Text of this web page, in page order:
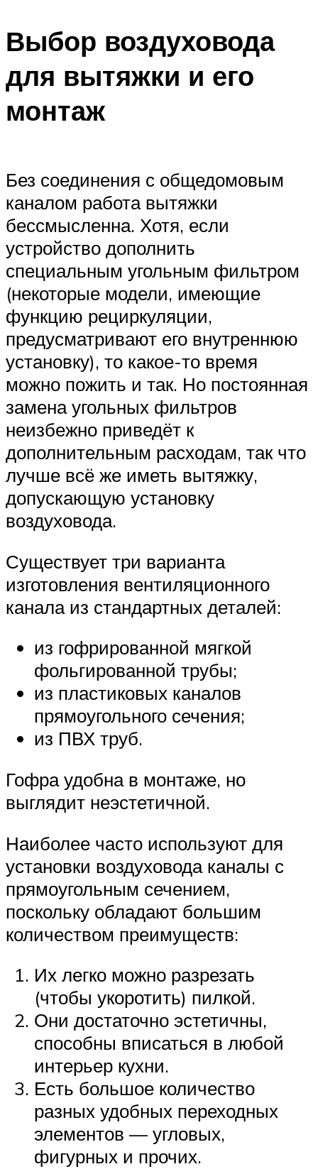
Выбор воздуховода
для вытяжки и его
монтаж
Без соединения с общедомовым
каналом работа вытяжки
бессмысленна. Хотя, если
устройство дополнить
специальным угольным фильтром
(некоторые модели, имеющие
функцию рециркуляции,
предусматривают его внутреннюю
установку), то какое-то время
можно пожить и так. Но постоянная
замена угольных фильтров
неизбежно приведёт к
дополнительным расходам, так что
лучше всё же иметь вытяжку,
допускающую установку
воздуховода.
Существует три варианта
изготовления вентиляционного
канала из стандартных деталей:
из гофрированной мягкой
фольгированной трубы;
из пластиковых каналов
прямоугольного сечения;
из ПВХ труб.
Гофра удобна в монтаже, но
выглядит неэстетичной.
Наиболее часто используют для
установки воздуховода каналы с
прямоугольным сечением,
поскольку обладают большим
количеством преимуществ:
Их легко можно разрезать
(чтобы укоротить) пилкой.
Они достаточно эстетичны,
способны вписаться в любой
интерьер кухни.
Есть большое количество
разных удобных переходных
элементов — угловых,
фигурных и прочих.